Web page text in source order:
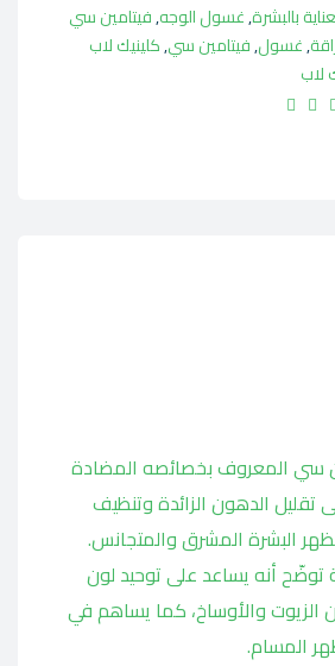
بالبشرة,غسول الوجه,فيتامين سي
,غسول,فيتامين سي,كلينيك لاب
لاب
سي المعروف بخصائصه المضادة
تقليل الدهون الزائدة وتنظيف
البشرة المشرق والمتجانس.
توضّح أنه يساعد على توحيد لون
الزيوت والأوساخ، كما يساهم في
المسام.